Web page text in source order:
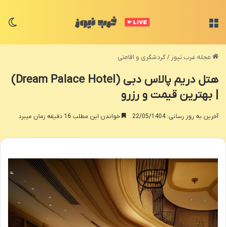
مجله غرب نیوز /گردشگری و اقامتی
هتل دریم پالاس دبی (Dream Palace Hotel)
| بهترین قیمت و رزرو
آخرین به روز رسانی: 22/05/1404 خواندن این مطلب 16 دقیقه زمان میبرد